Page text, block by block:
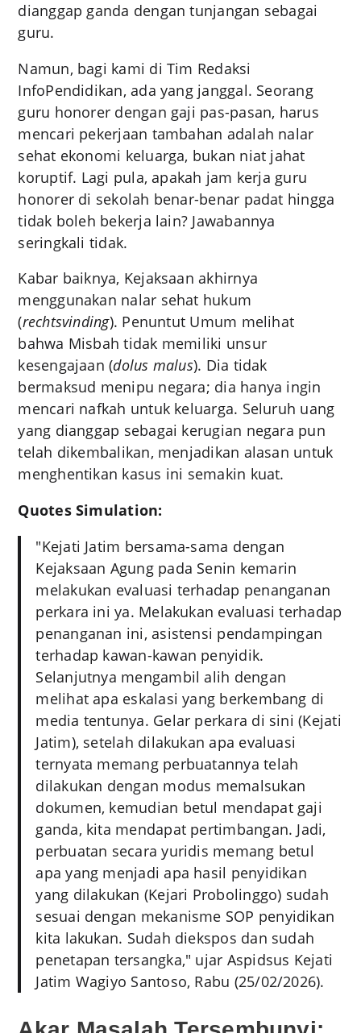
dianggap ganda dengan tunjangan sebagai
guru.
Namun, bagi kami di Tim Redaksi
InfoPendidikan, ada yang janggal. Seorang
guru honorer dengan gaji pas-pasan, harus
mencari pekerjaan tambahan adalah nalar
sehat ekonomi keluarga, bukan niat jahat
koruptif. Lagi pula, apakah jam kerja guru
honorer di sekolah benar-benar padat hingga
tidak boleh bekerja lain? Jawabannya
seringkali tidak.
Kabar baiknya, Kejaksaan akhirnya
menggunakan nalar sehat hukum
(rechtsvinding). Penuntut Umum melihat
bahwa Misbah tidak memiliki unsur
kesengajaan (dolus malus). Dia tidak
bermaksud menipu negara; dia hanya ingin
mencari nafkah untuk keluarga. Seluruh uang
yang dianggap sebagai kerugian negara pun
telah dikembalikan, menjadikan alasan untuk
menghentikan kasus ini semakin kuat.
Quotes Simulation:
"Kejati Jatim bersama-sama dengan
Kejaksaan Agung pada Senin kemarin
melakukan evaluasi terhadap penanganan
perkara ini ya. Melakukan evaluasi terhadap
penanganan ini, asistensi pendampingan
terhadap kawan-kawan penyidik.
Selanjutnya mengambil alih dengan
melihat apa eskalasi yang berkembang di
media tentunya. Gelar perkara di sini (Kejati
Jatim), setelah dilakukan apa evaluasi
ternyata memang perbuatannya telah
dilakukan dengan modus memalsukan
dokumen, kemudian betul mendapat gaji
ganda, kita mendapat pertimbangan. Jadi,
perbuatan secara yuridis memang betul
apa yang menjadi apa hasil penyidikan
yang dilakukan (Kejari Probolinggo) sudah
sesuai dengan mekanisme SOP penyidikan
kita lakukan. Sudah diekspos dan sudah
penetapan tersangka," ujar Aspidsus Kejati
Jatim Wagiyo Santoso, Rabu (25/02/2026).